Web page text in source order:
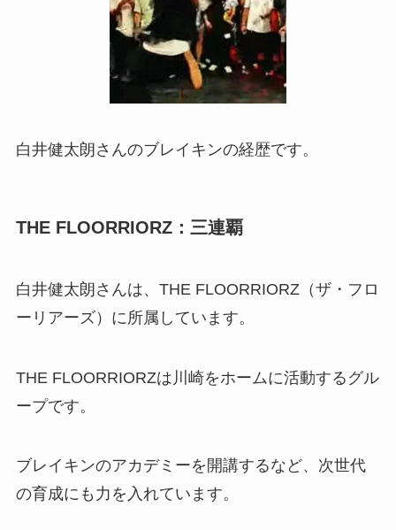
白井健太朗さんのブレイキンの経歴です。
THE FLOORRIORZ：三連覇
白井健太朗さんは、THE FLOORRIORZ（ザ・フロ
ーリアーズ）に所属しています。
THE FLOORRIORZは川崎をホームに活動するグル
ープです。
ブレイキンのアカデミーを開講するなど、次世代
の育成にも力を入れています。